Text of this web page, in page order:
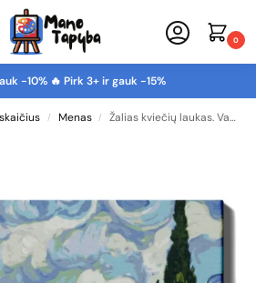
0
-10% 🔥 Pirk 3+ ir gauk -15%
/ Menas / Žalias kviečių laukas. Van Gogas